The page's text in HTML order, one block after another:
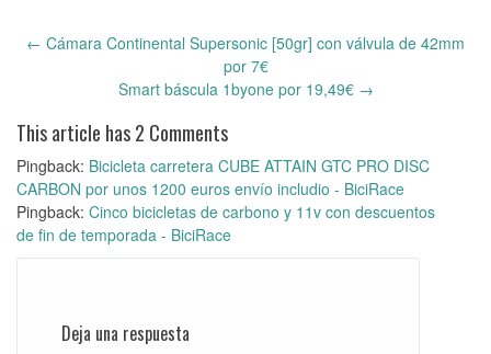
← Cámara Continental Supersonic [50gr] con válvula de 42mm
por 7€
Smart báscula 1byone por 19,49€ →
This article has 2 Comments
Pingback: Bicicleta carretera CUBE ATTAIN GTC PRO DISC
CARBON por unos 1200 euros envío includio - BiciRace
Pingback: Cinco bicicletas de carbono y 11v con descuentos
de fin de temporada - BiciRace
Deja una respuesta